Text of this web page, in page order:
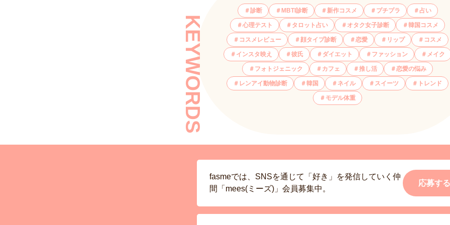
KEYWORDS
診断 MBTI診断 新作コスメ プチプラ 占い
心理テスト タロット占い オタク女子診断 韓国コスメ
コスメレビュー 顔タイプ診断 恋愛 リップ コスメ
インスタ映え 彼氏 ダイエット ファッション メイク
フォトジェニック カフェ 推し活 恋愛の悩み
レンアイ動物診断 韓国 ネイル スイーツ トレンド
モデル体重
fasmeでは、SNSを通じて「好き」を発信していく仲
間「mees(ミーズ)」会員募集中。
応募する